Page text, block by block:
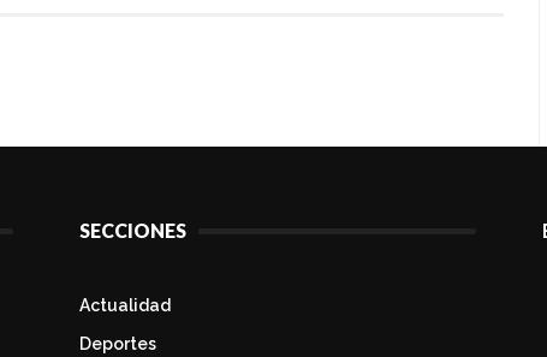
SECCIONES
Actualidad
Deportes